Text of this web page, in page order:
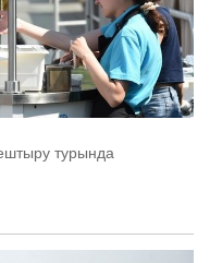
турында